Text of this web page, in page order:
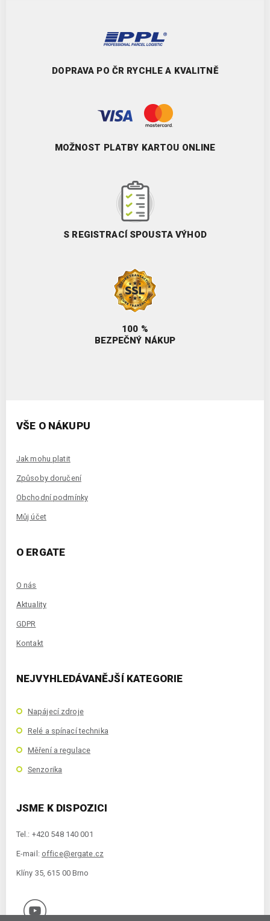
DOPRAVA PO ČR RYCHLE A KVALITNĚ
MOŽNOST PLATBY KARTOU ONLINE
S REGISTRACÍ SPOUSTA VÝHOD
100 %
BEZPEČNÝ NÁKUP
VŠE O NÁKUPU
Jak mohu platit
Způsoby doručení
Obchodní podmínky
Můj účet
O ERGATE
O nás
Aktuality
GDPR
Kontakt
NEJVYHLEDÁVANĚJŠÍ KATEGORIE
Napájecí zdroje
Relé a spínací technika
Měření a regulace
Senzorika
JSME K DISPOZICI
Tel.: +420 548 140 001
E-mail: office@ergate.cz
Klíny 35, 615 00 Brno